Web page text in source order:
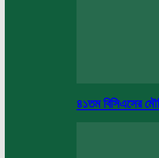
৪১তম বিসিএসের